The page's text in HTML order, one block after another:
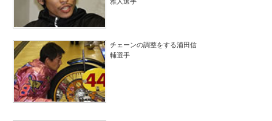
チェーンの調整をする浦田信
輔選手